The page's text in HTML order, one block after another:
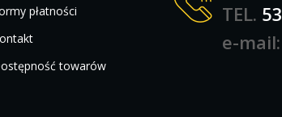
płatności
towarów
TEL.
e-mail: